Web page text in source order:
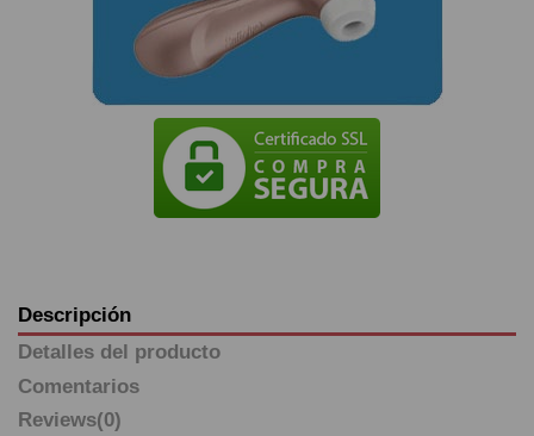
Descripción
Detalles del producto
Comentarios
Reviews(0)